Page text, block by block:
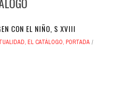
CON EL NIÑO, S XVIII
, EL CATÁLOGO, PORTADA